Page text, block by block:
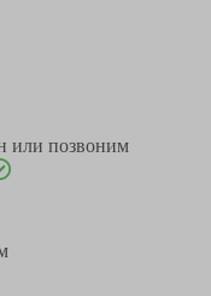
или позвоним